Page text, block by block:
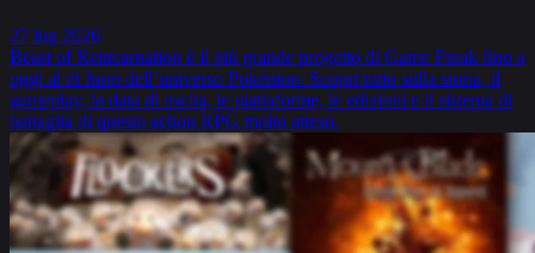
27 lug 2026
Beast of Reincarnation è il più grande progetto di Game Freak fino a
oggi al di fuori dell’universo Pokémon. Scopri tutto sulla storia, il
gameplay, la data di uscita, le piattaforme, le edizioni e il sistema di
battaglia di questo action RPG molto atteso.